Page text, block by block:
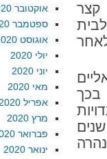
קצר
בכך
שנים
אוקטובר 2020
ספטמבר 2020
אוגוסט 2020
יולי 2020
יוני 2020
מאי 2020
אפריל 2020
מרץ 2020
פברואר 2020
ינואר 2020